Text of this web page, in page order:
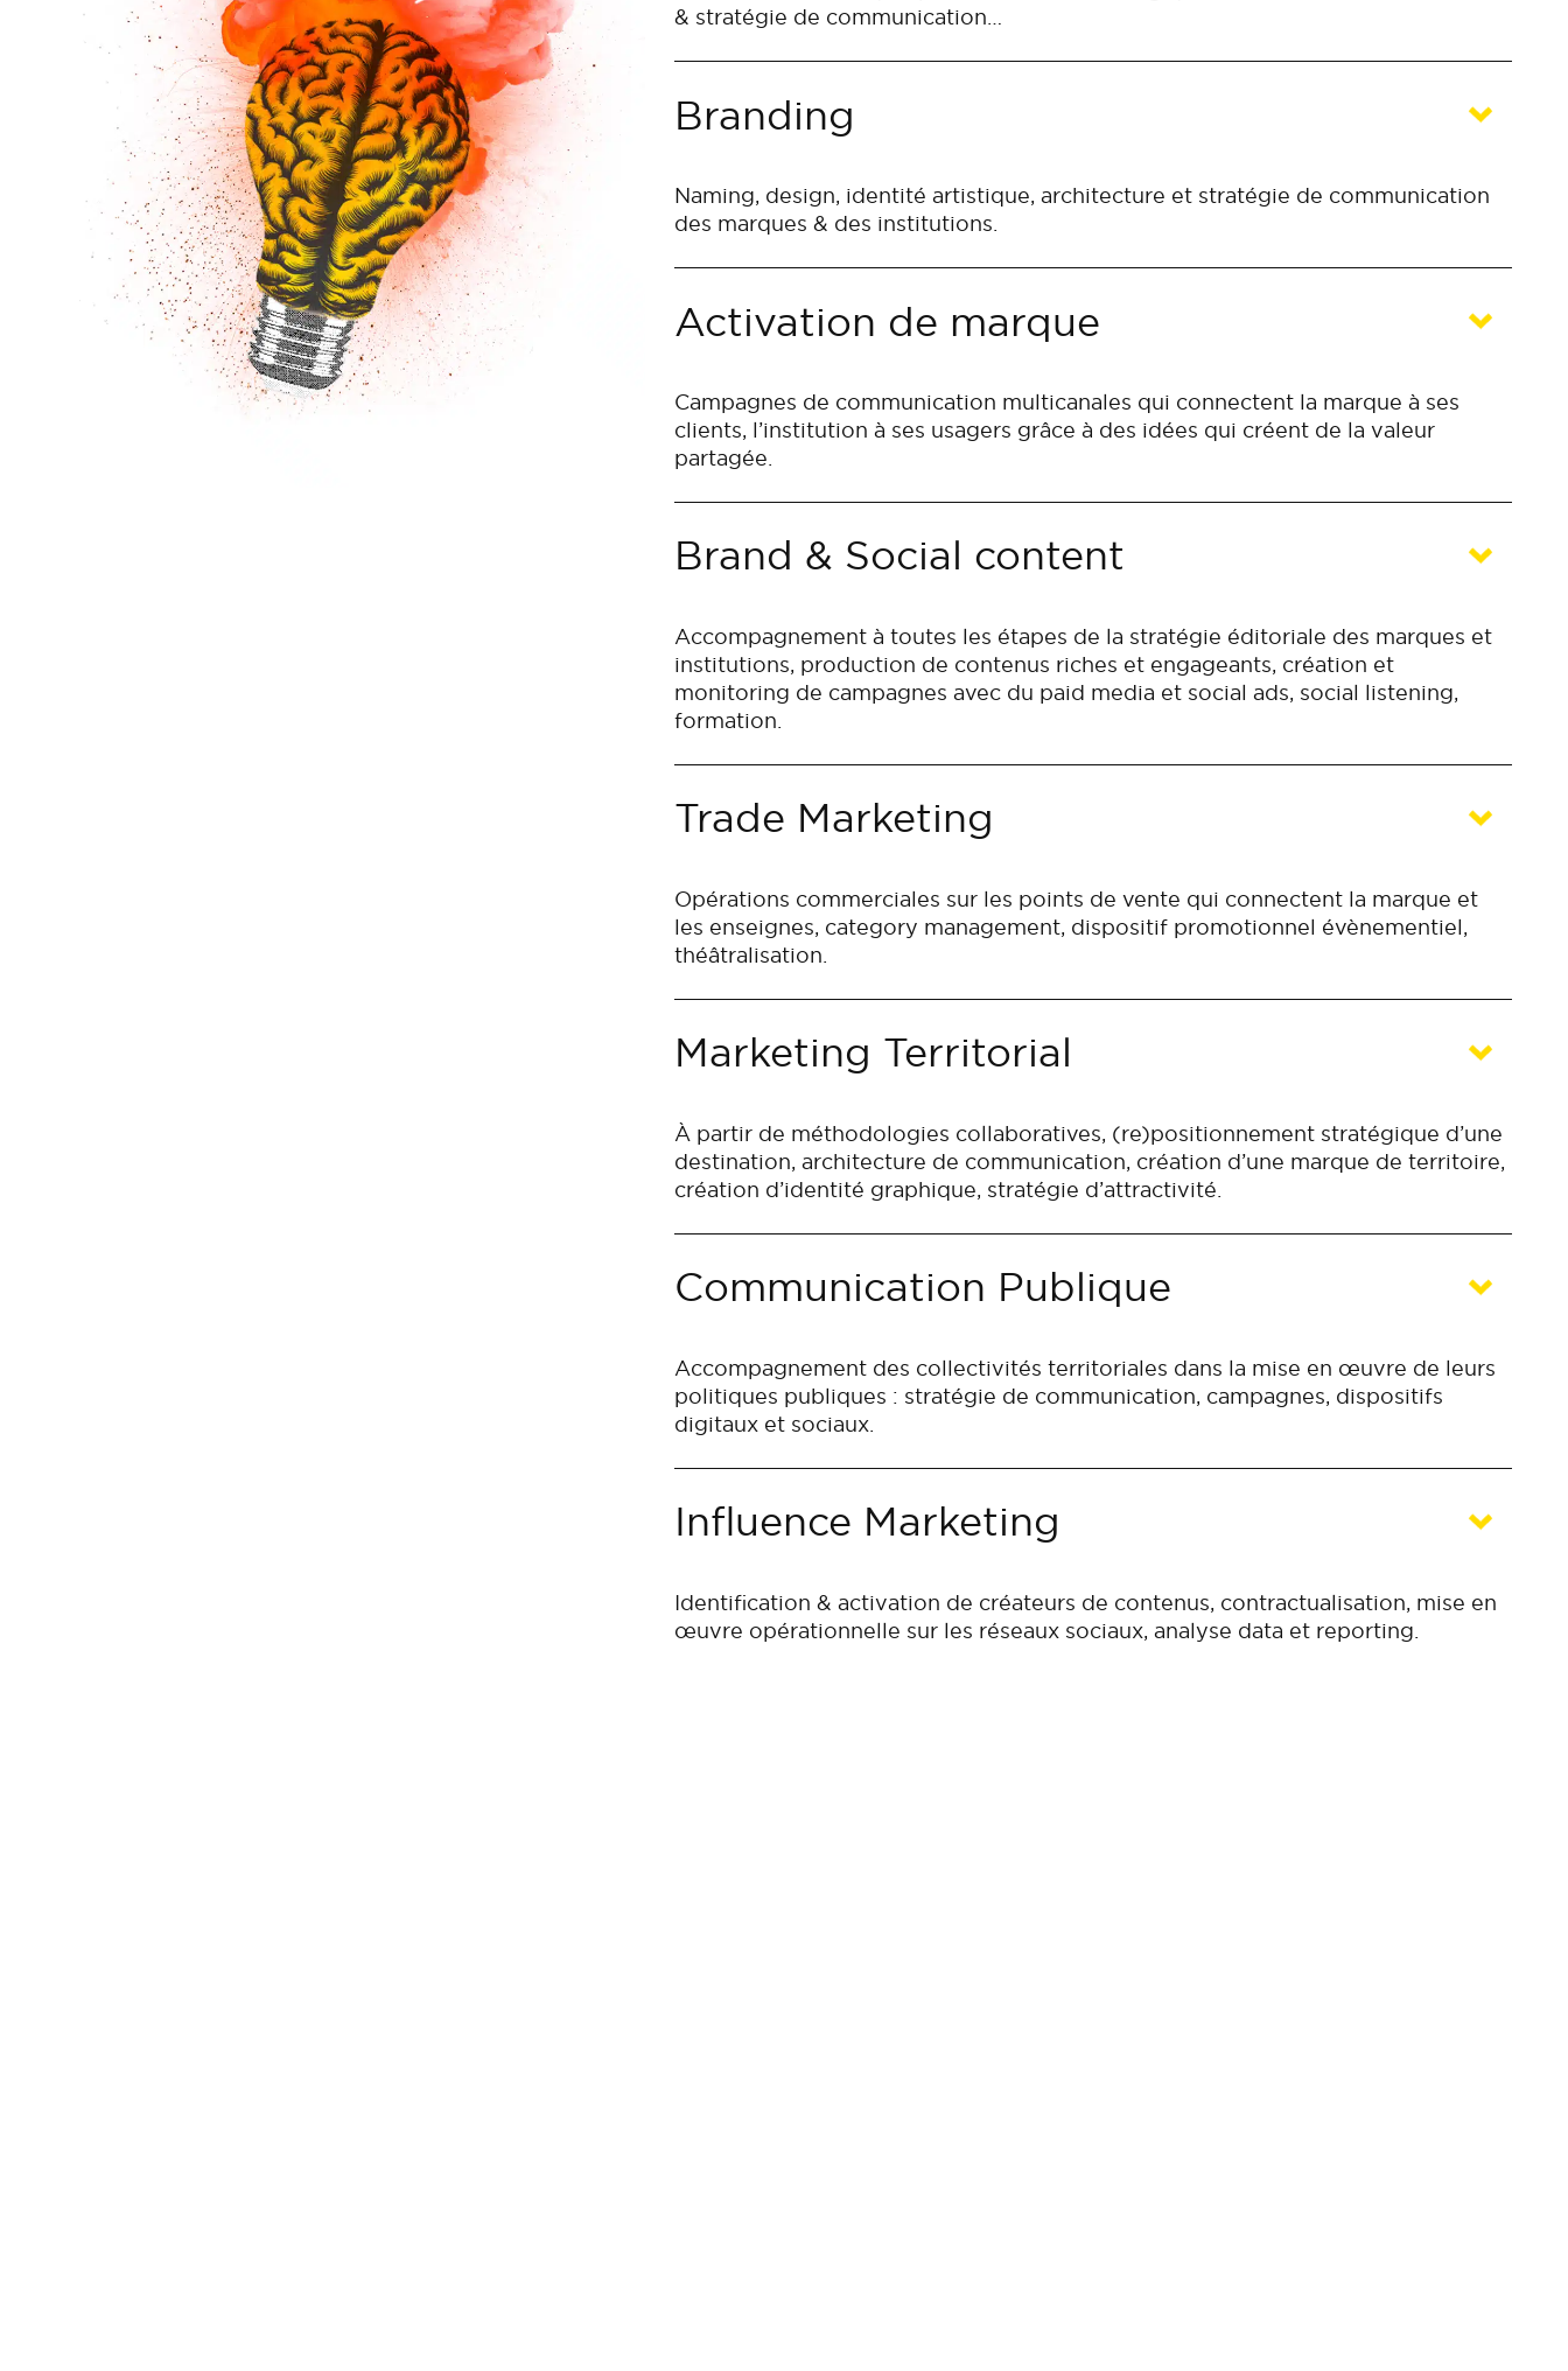
& stratégie de communication…
Branding
Naming, design, identité artistique, architecture et stratégie de communication
des marques & des institutions.
Activation de marque
Campagnes de communication multicanales qui connectent la marque à ses
clients, l’institution à ses usagers grâce à des idées qui créent de la valeur
partagée.
Brand & Social content
Accompagnement à toutes les étapes de la stratégie éditoriale des marques et
institutions, production de contenus riches et engageants, création et
monitoring de campagnes avec du paid media et social ads, social listening,
formation.
Trade Marketing
Opérations commerciales sur les points de vente qui connectent la marque et
les enseignes, category management, dispositif promotionnel évènementiel,
théâtralisation.
Marketing Territorial
À partir de méthodologies collaboratives, (re)positionnement stratégique d’une
destination, architecture de communication, création d’une marque de territoire,
création d’identité graphique, stratégie d’attractivité.
Communication Publique
Accompagnement des collectivités territoriales dans la mise en œuvre de leurs
politiques publiques : stratégie de communication, campagnes, dispositifs
digitaux et sociaux.
Influence Marketing
Identification & activation de créateurs de contenus, contractualisation, mise en
œuvre opérationnelle sur les réseaux sociaux, analyse data et reporting.